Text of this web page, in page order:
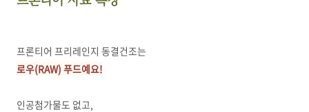
프론티어 프리레인지 동결건조는
로우(RAW) 푸드예요!
인공첨가물도 없고,